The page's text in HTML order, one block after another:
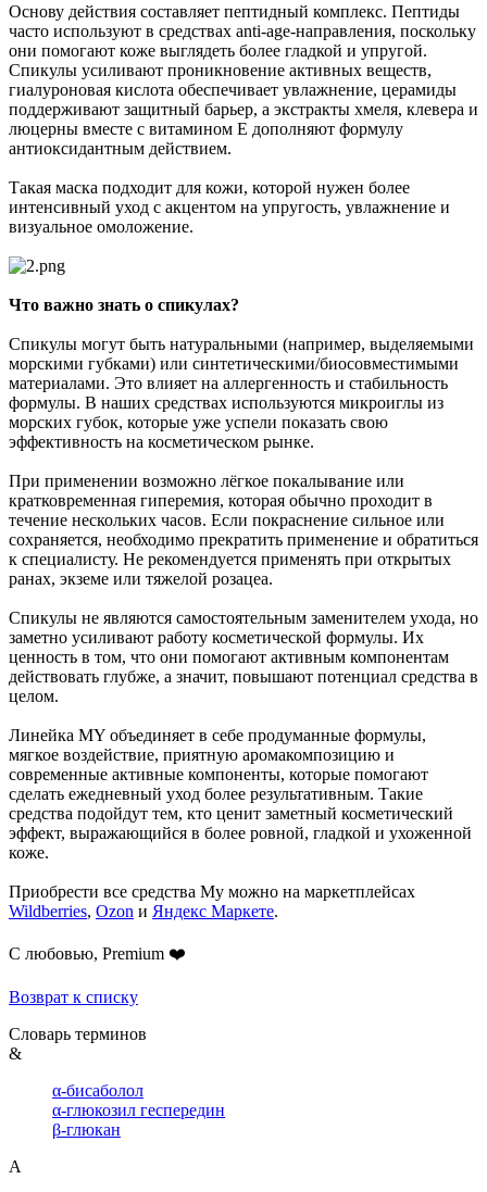
Основу действия составляет пептидный комплекс. Пептиды
часто используют в средствах anti-age-направления, поскольку
они помогают коже выглядеть более гладкой и упругой.
Спикулы усиливают проникновение активных веществ,
гиалуроновая кислота обеспечивает увлажнение, церамиды
поддерживают защитный барьер, а экстракты хмеля, клевера и
люцерны вместе с витамином Е дополняют формулу
антиоксидантным действием.
Такая маска подходит для кожи, которой нужен более
интенсивный уход с акцентом на упругость, увлажнение и
визуальное омоложение.
Что важно знать о спикулах?
Спикулы могут быть натуральными (например, выделяемыми
морскими губками) или синтетическими/биосовместимыми
материалами. Это влияет на аллергенность и стабильность
формулы. В наших средствах используются микроиглы из
морских губок, которые уже успели показать свою
эффективность на косметическом рынке.
При применении возможно лёгкое покалывание или
кратковременная гиперемия, которая обычно проходит в
течение нескольких часов. Если покраснение сильное или
сохраняется, необходимо прекратить применение и обратиться
к специалисту. Не рекомендуется применять при открытых
ранах, экземе или тяжелой розацеа.
Спикулы не являются самостоятельным заменителем ухода, но
заметно усиливают работу косметической формулы. Их
ценность в том, что они помогают активным компонентам
действовать глубже, а значит, повышают потенциал средства в
целом.
Линейка MY объединяет в себе продуманные формулы,
мягкое воздействие, приятную аромакомпозицию и
современные активные компоненты, которые помогают
сделать ежедневный уход более результативным. Такие
средства подойдут тем, кто ценит заметный косметический
эффект, выражающийся в более ровной, гладкой и ухоженной
коже.
Приобрести все средства Му можно на маркетплейсах
Wildberries, Ozon и Яндекс Маркете.
С любовью, Premium ❤️
Возврат к списку
Словарь терминов
&
α-бисаболол
α-глюкозил геспередин
β-глюкан
A